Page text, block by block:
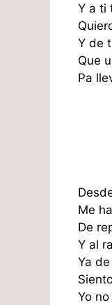
Y a ti
Y de
Que
Pa
Me
De
Y al
Ya
Yo